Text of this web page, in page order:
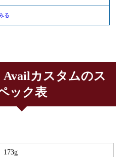
る
カスタムのス
ック表
173g